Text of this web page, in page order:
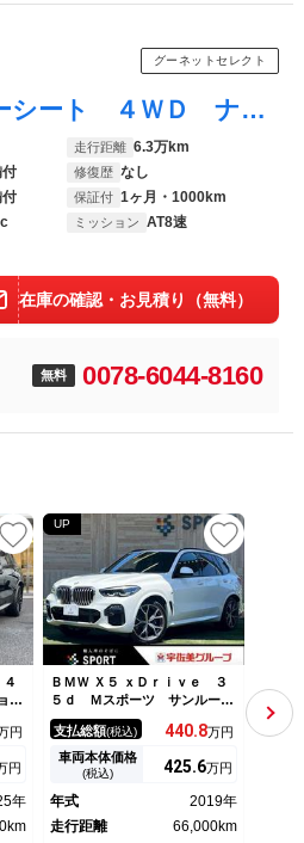
グーネットセレクト
Ｘ５ ｘＤｒｉｖｅ ３５ｄ ｘライン パワーシート ４ＷＤ ナビ オートライト ルーフレール オートクルーズコントロール レザー ＥＴＣ車載器
走行距離 6.3万km
修復歴 なし
保証付 1ヶ月・1000km
ミッション AT8速
在庫の確認・お見積り（無料）
無料 0078-6044-8160
ン
ザ
ブ
円
円
年
UP
ＢＭＷ Ｘ５ ｘＤｒｉｖｅ ３
５ｄ Ｍスポーツ サンルーフ
／エアサス／ＯＰ２１インチＡ
Ｗ／ＡｐｐｌｅＣａｒＰｌａｙ
／茶革シート／シートヒーター
／メモリー付きパワーシート／
ブクルーズコントロール／フル
セグＴＶ／全方位カメラ
支払総額(税込) 440.8万円
車両本体価格
(税込) 425.6万円
年式
2019年
走行距離
66,000km
０ｄ
ラス
ージ
支払総